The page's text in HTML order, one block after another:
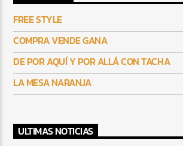
FREE STYLE
COMPRA VENDE GANA
DE POR AQUÍ Y POR ALLÁ CON TACHA
LA MESA NARANJA
ULTIMAS NOTICIAS